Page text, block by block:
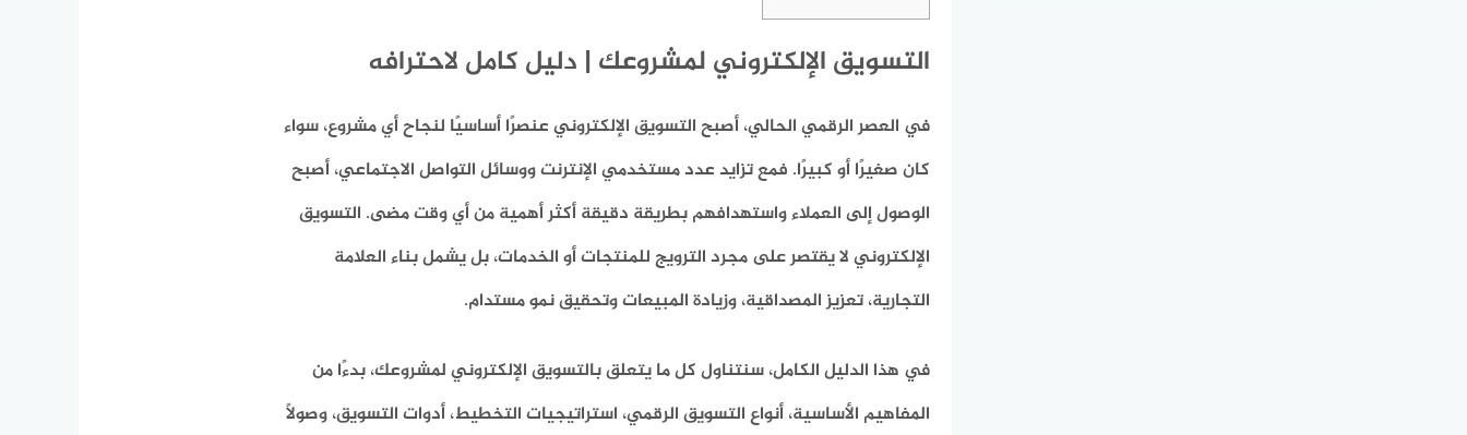
التسويق الإلكتروني لمشروعك | دليل كامل لاحترافه
في العصر الرقمي الحالي، أصبح التسويق الإلكتروني عنصرًا أساسيًا لنجاح أي مشروع، سواء
كان صغيرًا أو كبيرًا. فمع تزايد عدد مستخدمي الإنترنت ووسائل التواصل الاجتماعي، أصبح
الوصول إلى العملاء واستهدافهم بطريقة دقيقة أكثر أهمية من أي وقت مضى. التسويق
الإلكتروني لا يقتصر على مجرد الترويج للمنتجات أو الخدمات، بل يشمل بناء العلامة
التجارية، تعزيز المصداقية، وزيادة المبيعات وتحقيق نمو مستدام.
في هذا الدليل الكامل، سنتناول كل ما يتعلق بالتسويق الإلكتروني لمشروعك، بدءًا من
المفاهيم الأساسية، أنواع التسويق الرقمي، استراتيجيات التخطيط، أدوات التسويق، وصولًا